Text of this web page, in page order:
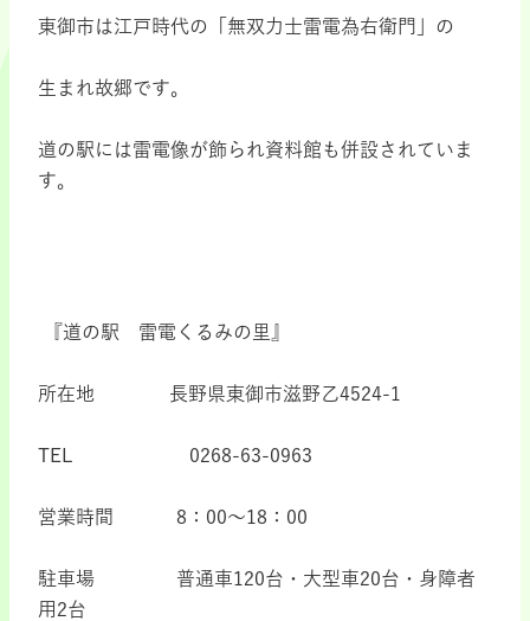
東御市は江戸時代の「無双力士雷電為右衛門」の
生まれ故郷です。
道の駅には雷電像が飾られ資料館も併設されていま
す。
『道の駅 雷電くるみの里』
所在地 長野県東御市滋野乙4524-1
TEL 0268-63-0963
営業時間 8 ： 00～18 ： 00
駐車場 普通車120台・大型車20台・身障者
用 2台